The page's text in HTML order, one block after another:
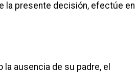
la presente decisión, efectúe en
ausencia de su padre, el